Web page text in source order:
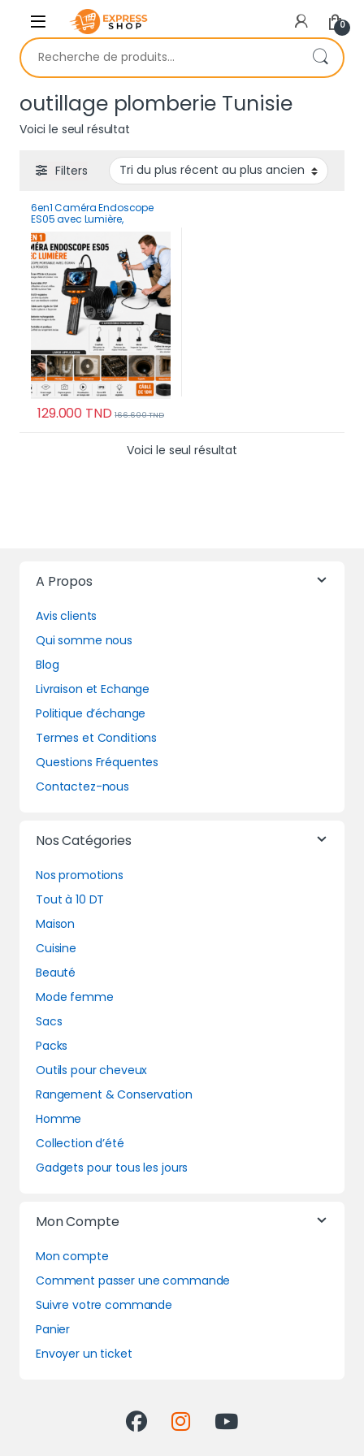
Skip to navigation
Skip to content
0
Recherche pour :
outillage plomberie Tunisie
Voici le seul résultat
Filters
6en1 Caméra Endoscope
ES05 avec Lumière,
boroscope portable avec
écran IPS de 4,3 pouces
129.000 TND 166.600TND
Voici le seul résultat
A Propos
Avis clients
Qui somme nous
Blog
Livraison et Echange
Politique d’échange
Termes et Conditions
Questions Fréquentes
Contactez-nous
Nos Catégories
Nos promotions
Tout à 10 DT
Maison
Cuisine
Beauté
Mode femme
Sacs
Packs
Outils pour cheveux
Rangement & Conservation
Homme
Collection d’été
Gadgets pour tous les jours
Mon Compte
Mon compte
Comment passer une commande
Suivre votre commande
Panier
Envoyer un ticket